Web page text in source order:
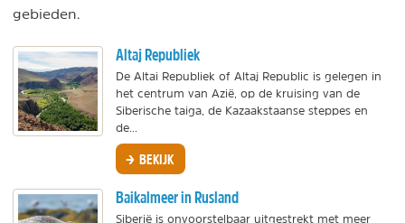
gebieden.
Altaj Republiek
De Altai Republiek of Altaj Republic is gelegen in
het centrum van Azië, op de kruising van de
Siberische taiga, de Kazaakstaanse steppes en
de...
BEKIJK
Baikalmeer in Rusland
Siberië is onvoorstelbaar uitgestrekt met meer